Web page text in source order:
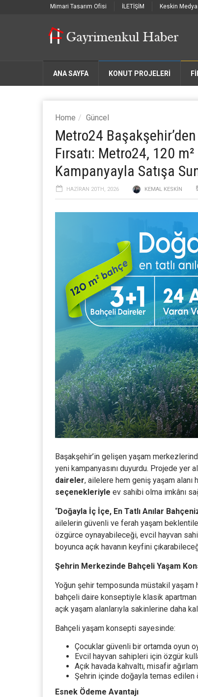
Mimari Tasarım Ofisi İLETİŞİM Keskin
ANA SAYFA KONUT PROJELERİ
Home Güncel
Metro24
Fırsatı: Metro24, 120
Kampanyayla Satışa
HAZIRAN 20TH, 2026 KEMAL KESKIN
Başakşehir’in gelişen yaşam
yeni kampanyasını duyurdu. Projede yer
daireler, ailelere hem geniş yaşam alanı
seçenekleriyle ev sahibi olma imkânı
“Doğayla İç İçe, En Tatlı Anılar
ailelerin güvenli ve ferah yaşam
özgürce oynayabileceği, evcil hayvan
boyunca açık havanın keyfini
Şehrin Merkezinde Bahçeli Yaşam
Yoğun şehir temposunda müstakil
bahçeli daire konseptiyle klasik apartman
açık yaşam alanlarıyla sakinlerine daha
Bahçeli yaşam konsepti sayesinde:
Çocuklar güvenli bir ortamda oyun
Evcil hayvan sahipleri için özgür
Açık havada kahvaltı, misafir
Şehrin içinde doğayla temas edilen
Esnek Ödeme Avantajı